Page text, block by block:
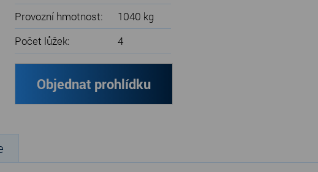
Provozní hmotnost:
1040 kg
Počet lůžek:
4
Objednat prohlídku